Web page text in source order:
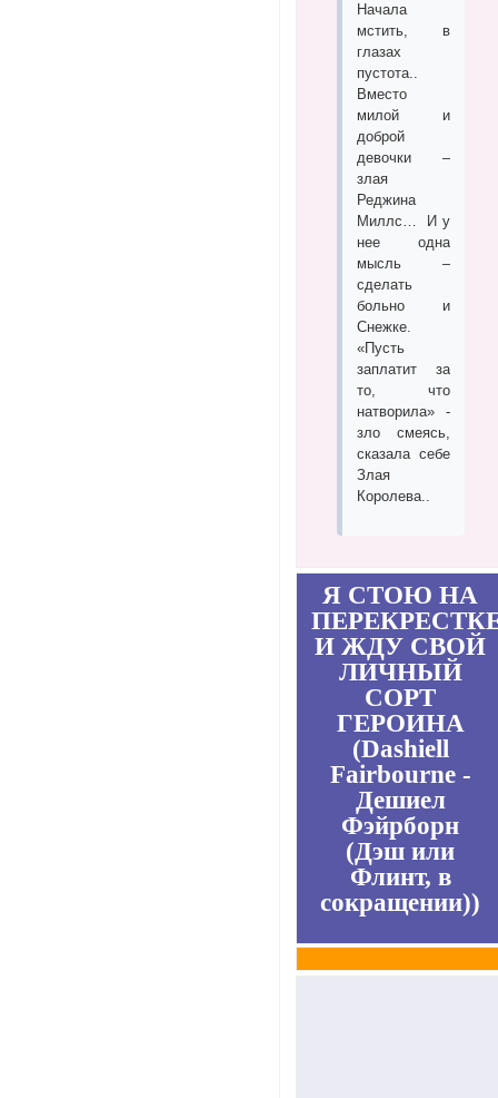
Начала
мстить, в
глазах
пустота..
Вместо
милой и
доброй
девочки –
злая
Реджина
Миллс… И у
нее одна
мысль –
сделать
больно и
Снежке.
«Пусть
заплатит за
то, что
натворила» -
зло смеясь,
сказала себе
Злая
Королева..
Я СТОЮ НА
И ЖДУ СВОЙ
ЛИЧНЫЙ
СОРТ
ГЕРОИНА
(Dashiell
Fairbourne -
Дешиел
Фэйрборн
(Дэш или
Флинт, в
сокращении))